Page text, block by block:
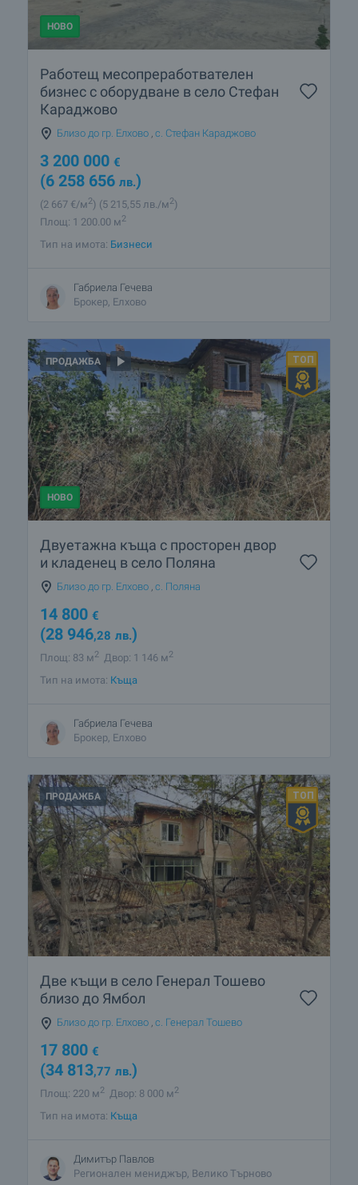
НОВО
Работещ месопреработвателен
бизнес с оборудване в село Стефан
Караджово
Близо до гр. Елхово с. Стефан Караджово
3 200 000 €
(6 258 656 лв.)
(2 667 €/м2) (5 215 ,55 лв./м2)
Площ: 1 200.00 м2
Тип на имота: Бизнеси
Габриела Гечева
Брокер, Елхово
ПРОДАЖБА
НОВО
Двуетажна къща с просторен двор
и кладенец в село Поляна
Близо до гр. Елхово с. Поляна
14 800 €
(28 946,28 лв.)
Площ: 83 м2 Двор: 1 146 м2
Тип на имота: Къща
Габриела Гечева
Брокер, Елхово
ПРОДАЖБА
Две къщи в село Генерал Тошево
близо до Ямбол
Близо до гр. Елхово с. Генерал Тошево
17 800 €
(34 813,77 лв.)
Площ: 220 м2 Двор: 8 000 м2
Тип на имота: Къща
Димитър Павлов
Регионален мениджър, Велико Търново